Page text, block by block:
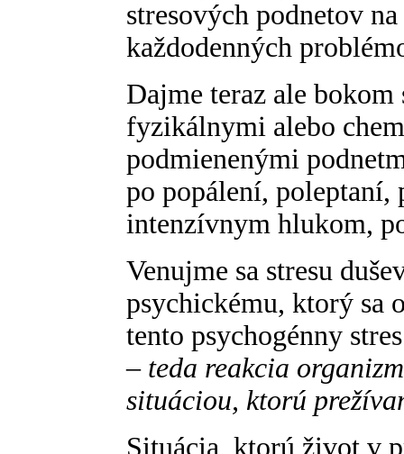
stresových podnetov
každodenných
Dajme teraz ale bokom
fyzikálnymi alebo
podmienenými
po popálení, poleptaní,
intenzívnym hlukom,
Venujme sa stresu
psychickému, ktorý sa
tento psychogénny
– teda reakcia
situáciou, ktorú
Situácia, ktorú život v